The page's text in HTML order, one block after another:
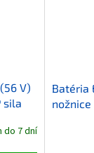
V)
sila
do 7 dní
Batéria
nožnice